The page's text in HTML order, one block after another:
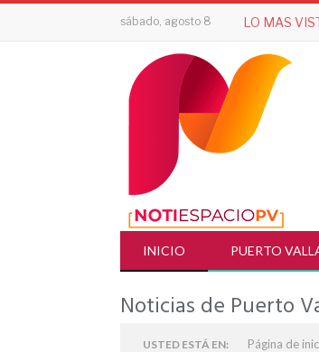
sábado, agosto 8 LO MAS
INICIO PUERTO
Noticias de Puerto
USTED ESTÁ EN: Página de